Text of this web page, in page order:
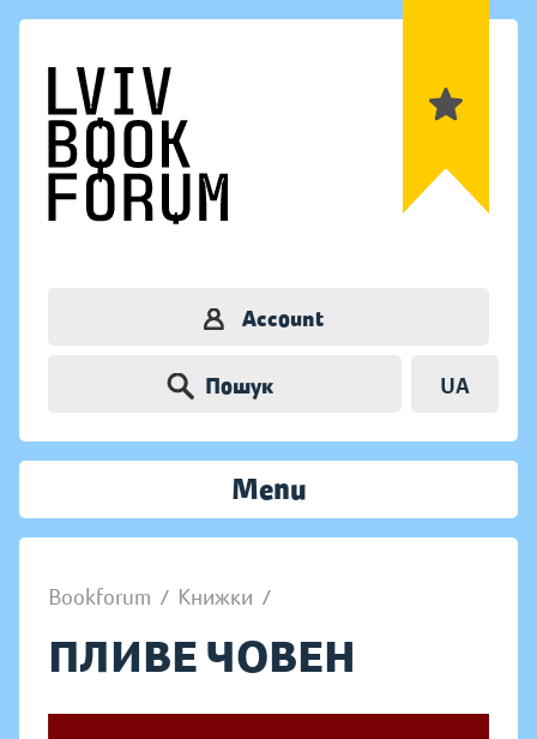
Account
Пошук UA
Menu
Bookforum / Книжки /
ПЛИВЕ ЧОВЕН